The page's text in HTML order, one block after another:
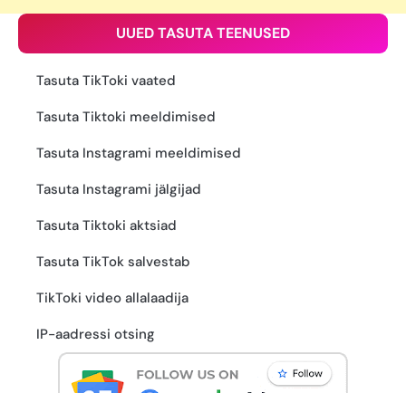
UUED TASUTA TEENUSED
Tasuta TikToki vaated
Tasuta Tiktoki meeldimised
Tasuta Instagrami meeldimised
Tasuta Instagrami jälgijad
Tasuta Tiktoki aktsiad
Tasuta TikTok salvestab
TikToki video allalaadija
IP-aadressi otsing